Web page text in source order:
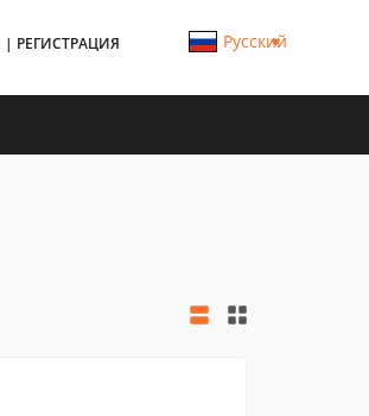
| РЕГИСТРАЦИЯ Русский